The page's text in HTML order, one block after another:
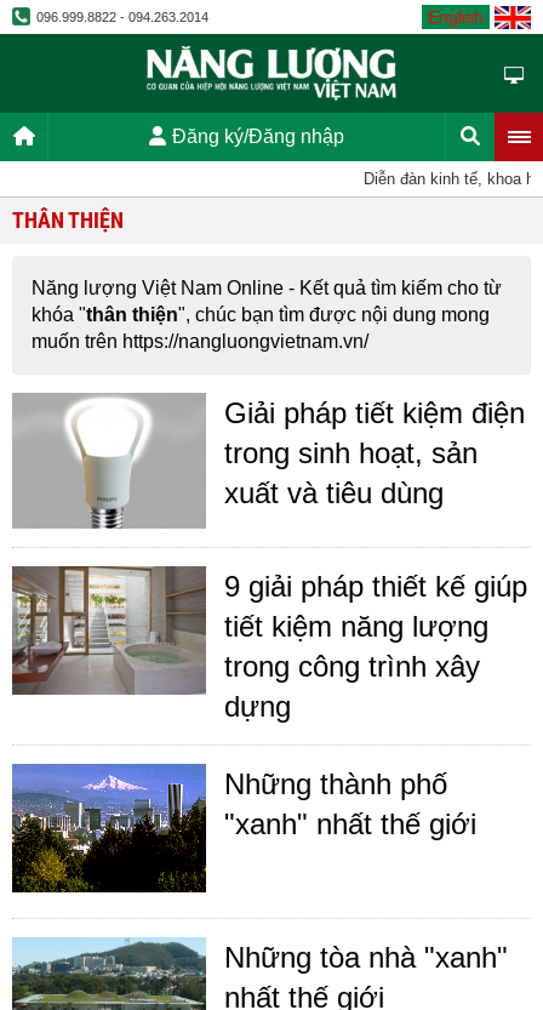
096.999.8822 - 094.263.2014 English
Đăng ký/Đăng nhập
Diễn đàn kinh tế, khoa
THÂN THIỆN
Năng lượng Việt Nam Online - Kết quả tìm kiếm cho từ
khóa "thân thiện", chúc bạn tìm được nội dung mong
muốn trên https://nangluongvietnam.vn/
Giải pháp tiết kiệm điện
trong sinh hoạt, sản
xuất và tiêu dùng
9 giải pháp thiết kế giúp
tiết kiệm năng lượng
trong công trình xây
dựng
Những thành phố
"xanh" nhất thế giới
Những tòa nhà "xanh"
nhất thế giới